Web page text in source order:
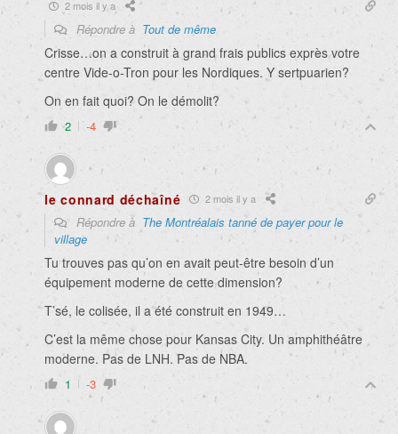
2 mois il y a
Répondre à Tout de même
Crisse…on a construit à grand frais publics exprès votre
centre Vide-o-Tron pour les Nordiques. Y sertpuarien?
On en fait quoi? On le démolit?
2 -4
le connard déchaîné 2 mois il y a
Répondre à The Montréalais tanné de payer pour le
village
Tu trouves pas qu’on en avait peut-être besoin d’un
équipement moderne de cette dimension?
T’sé, le colisée, il a été construit en 1949…
C’est la même chose pour Kansas City. Un amphithéâtre
moderne. Pas de LNH. Pas de NBA.
1 -3